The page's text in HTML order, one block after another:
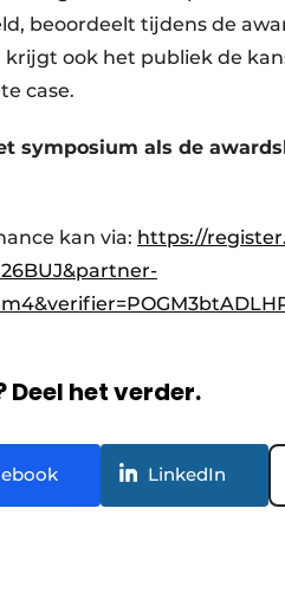
beoordeelt tijdens de
krijgt ook het publiek de
case.
symposium als de
kan via: https://
het verder.
LinkedIn